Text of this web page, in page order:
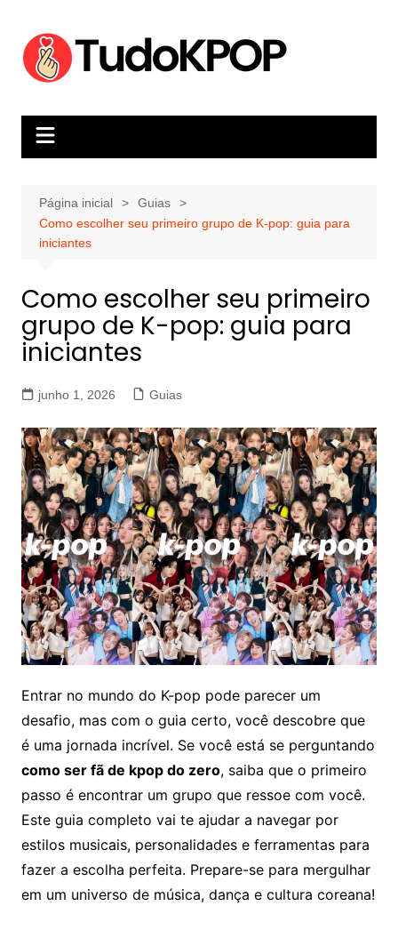
conteúdo
Página inicial
Guias
Como escolher seu primeiro grupo de K-pop: guia para
iniciantes
Como escolher seu primeiro
grupo de K-pop: guia para
iniciantes
junho 1, 2026 Guias
Entrar no mundo do K-pop pode parecer um
desafio, mas com o guia certo, você descobre que
é uma jornada incrível. Se você está se perguntando
como ser fã de kpop do zero, saiba que o primeiro
passo é encontrar um grupo que ressoe com você.
Este guia completo vai te ajudar a navegar por
estilos musicais, personalidades e ferramentas para
fazer a escolha perfeita. Prepare-se para mergulhar
em um universo de música, dança e cultura coreana!